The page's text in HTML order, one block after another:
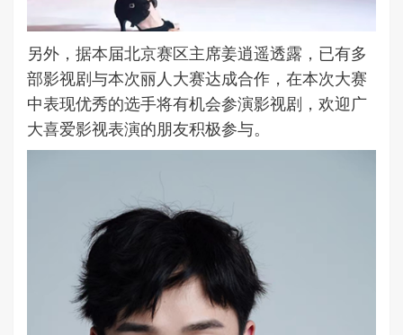
另外，据本届北京赛区主席姜逍遥透露，已有多
部影视剧与本次丽人大赛达成合作，在本次大赛
中表现优秀的选手将有机会参演影视剧，欢迎广
大喜爱影视表演的朋友积极参与。